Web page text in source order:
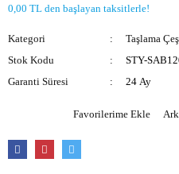
0,00 TL den başlayan taksitlerle!
Kategori
Taşlama
Stok Kodu
STY-
Garanti Süresi
24 Ay